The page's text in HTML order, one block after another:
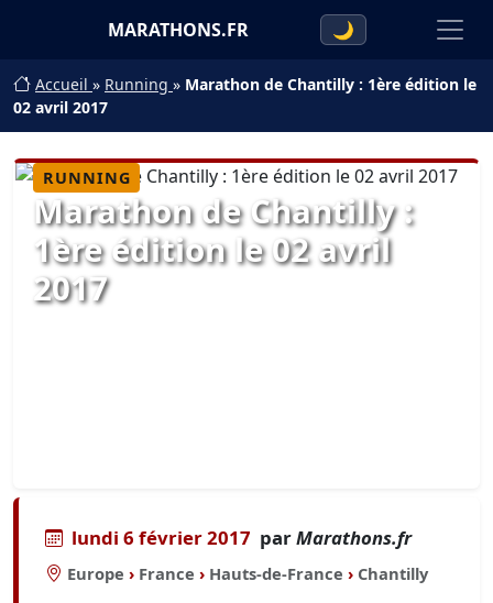
MARATHONS.FR 🌙
Accueil » Running » Marathon de Chantilly : 1ère édition le
02 avril 2017
RUNNING
Marathon de Chantilly :
1ère édition le 02 avril
2017
lundi 6 février 2017 parMarathons.fr
Europe › France › Hauts-de-France › Chantilly